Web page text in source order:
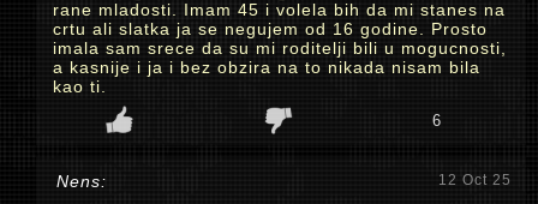
rane mladosti. Imam 45 i volela bih da mi stanes na
crtu ali slatka ja se negujem od 16 godine. Prosto
imala sam srece da su mi roditelji bili u mogucnosti,
a kasnije i ja i bez obzira na to nikada nisam bila
kao ti.
6
Nens: 12 Oct 25